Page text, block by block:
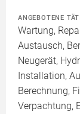
ANGEBOTENE
Wartung,
Austausch,
Neugerät,
Installation,
Berechnung,
Verpachtung,